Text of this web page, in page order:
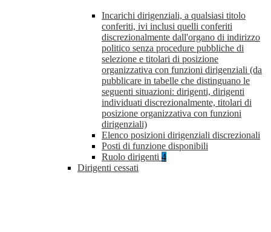
Incarichi dirigenziali, a qualsiasi titolo
conferiti, ivi inclusi quelli conferiti
discrezionalmente dall'organo di indirizzo
politico senza procedure pubbliche di
selezione e titolari di posizione
organizzativa con funzioni dirigenziali (da
pubblicare in tabelle che distinguano le
seguenti situazioni: dirigenti, dirigenti
individuati discrezionalmente, titolari di
posizione organizzativa con funzioni
dirigenziali)
Elenco posizioni dirigenziali discrezionali
Posti di funzione disponibili
Ruolo dirigenti 4
Dirigenti cessati